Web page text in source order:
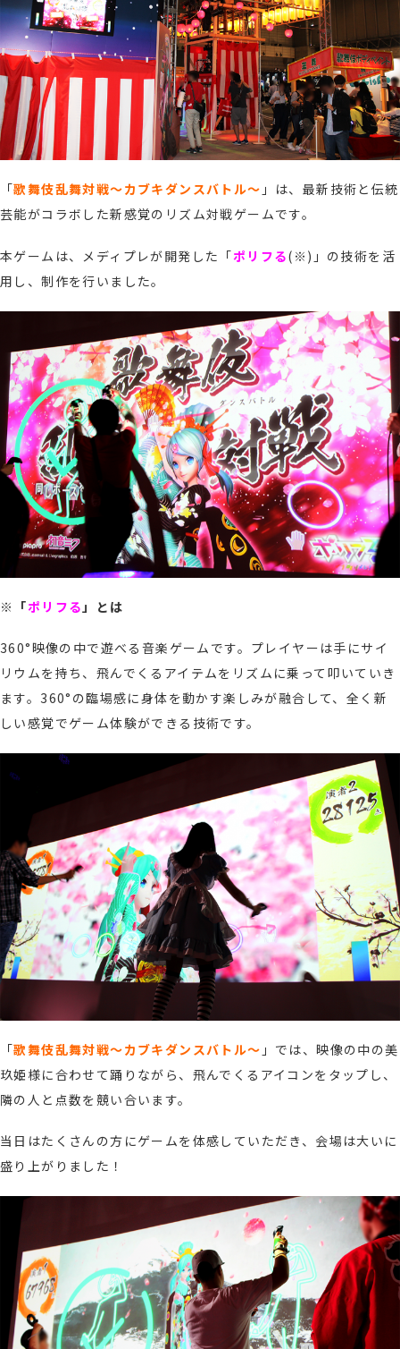
「歌舞伎乱舞対戦～カブキダンスバトル～ 」 は、 最新技術と伝統
芸能がコラボした新感覚のリズム対戦ゲームです。
本ゲームは、 メディプレが開発した「ポリフる(※) 」の技術を活
用し、制作を行いました。
※ 「ポリフる」とは
360°映像の中で遊べる音楽ゲームです。プレイヤーは手にサイ
リウムを持ち、飛んでくるアイテムをリズムに乗って叩いていき
ます。 360°の臨場感に身体を動かす楽しみが融合して、全く新
しい感覚でゲーム体験ができる技術です。
「歌舞伎乱舞対戦～カブキダンスバトル～ 」では、映像の中の美
玖姫様に合わせて踊りながら、飛んでくるアイコンをタップし、
隣の人と点数を競い合います。
当日はたくさんの方にゲームを体感していただき、会場は大いに
盛り上がりました！